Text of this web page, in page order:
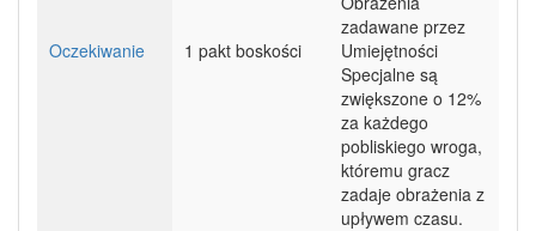
Oczekiwanie 1 pakt boskości
zadawane przez
Umiejętności
Specjalne są
zwiększone o 12%
za każdego
pobliskiego wroga,
któremu gracz
zadaje obrażenia z
upływem czasu.